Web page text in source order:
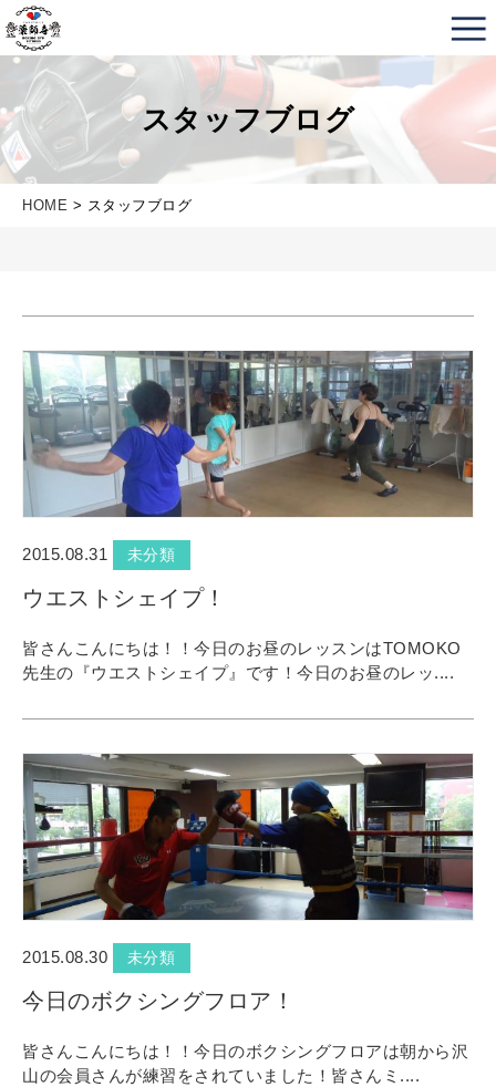
スタッフブログ
HOME > スタッフブログ
2015.08.31 未分類
ウエストシェイプ！
皆さんこんにちは！！今日のお昼のレッスンはTOMOKO
先生の『ウエストシェイプ』です！今日のお昼のレッ....
2015.08.30 未分類
今日のボクシングフロア！
皆さんこんにちは！！今日のボクシングフロアは朝から沢
山の会員さんが練習をされていました！皆さんミ....